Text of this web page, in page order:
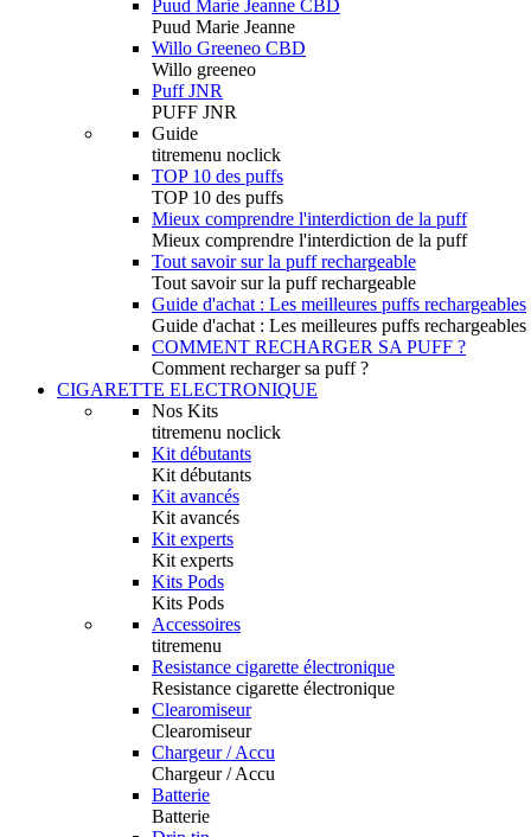
Puud Marie Jeanne CBD
Puud Marie Jeanne
Willo Greeneo CBD
Willo greeneo
Puff JNR
PUFF JNR
Guide
titremenu noclick
TOP 10 des puffs
TOP 10 des puffs
Mieux comprendre l'interdiction de la puff
Mieux comprendre l'interdiction de la puff
Tout savoir sur la puff rechargeable
Tout savoir sur la puff rechargeable
Guide d'achat : Les meilleures puffs rechargeables
Guide d'achat : Les meilleures puffs rechargeables
COMMENT RECHARGER SA PUFF ?
Comment recharger sa puff ?
CIGARETTE ELECTRONIQUE
Nos Kits
titremenu noclick
Kit débutants
Kit débutants
Kit avancés
Kit avancés
Kit experts
Kit experts
Kits Pods
Kits Pods
Accessoires
titremenu
Resistance cigarette électronique
Resistance cigarette électronique
Clearomiseur
Clearomiseur
Chargeur / Accu
Chargeur / Accu
Batterie
Batterie